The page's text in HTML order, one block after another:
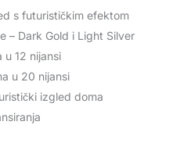
s futurističkim efektom
– Dark Gold i Light Silver
u 12 nijansi
u 20 nijansi
izgled doma